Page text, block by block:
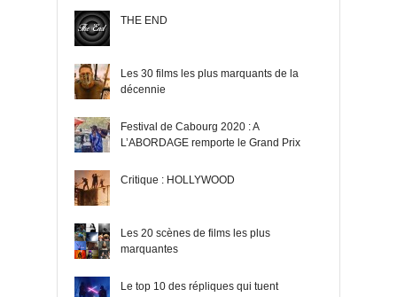
THE END
Les 30 films les plus marquants de la
décennie
Festival de Cabourg 2020 : A
L’ABORDAGE remporte le Grand Prix
Critique : HOLLYWOOD
Les 20 scènes de films les plus
marquantes
Le top 10 des répliques qui tuent